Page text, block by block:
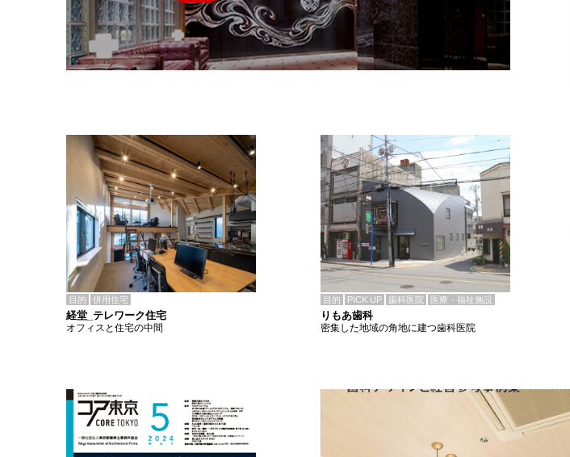
目的 併用住宅
経堂_テレワーク住宅
オフィスと住宅の中間
目的 PICK UP 歯科医院 医療・福祉施設
りもあ歯科
密集した地域の角地に建つ歯科医院